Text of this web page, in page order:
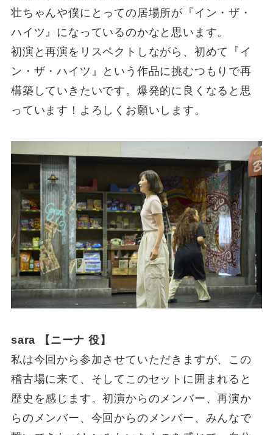
壮ちゃんや僕にとっての居場所が『イン・ザ・
ハイツ』になっているのかなと思います。
初演と再演をリスペクトしながら、初めて『イ
ン・ザ・ハイツ』という作品に挑むつもりで再
構築していきたいです。爆発的に良くなると思
っています！よろしくお願いします。
sara 【ニーナ 役】
私は今回から参加させていただきますが、この
稽古場に来て、そしてこのセットに囲まれると
歴史を感じます。初演からのメンバー、再演か
らのメンバー、今回からのメンバー、みんなで